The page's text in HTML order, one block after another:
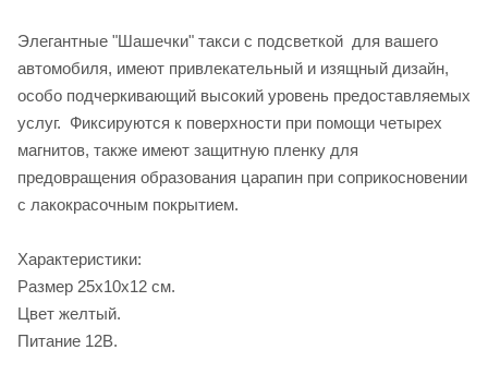
Элегантные "Шашечки" такси с подсветкой для вашего
автомобиля, имеют привлекательный и изящный дизайн,
особо подчеркивающий высокий уровень предоставляемых
услуг. Фиксируются к поверхности при помощи четырех
магнитов, также имеют защитную пленку для
предовращения образования царапин при соприкосновении
с лакокрасочным покрытием.
Характеристики:
Размер 25х10х12 см.
Цвет желтый.
Питание 12В.